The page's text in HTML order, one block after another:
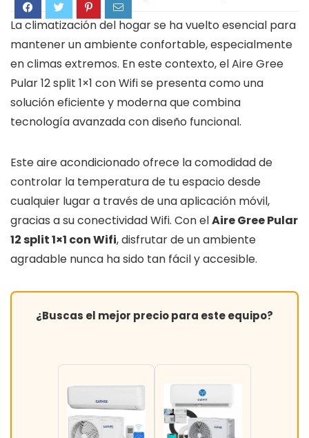
La climatización del hogar se ha vuelto esencial para
mantener un ambiente confortable, especialmente
en climas extremos. En este contexto, el Aire Gree
Pular 12 split 1×1 con Wifi se presenta como una
solución eficiente y moderna que combina
tecnología avanzada con diseño funcional.
Este aire acondicionado ofrece la comodidad de
controlar la temperatura de tu espacio desde
cualquier lugar a través de una aplicación móvil,
gracias a su conectividad Wifi. Con elAire Gree Pular
12 split 1×1 con Wifi, disfrutar de un ambiente
agradable nunca ha sido tan fácil y accesible.
¿Buscas el mejor precio para este equipo?